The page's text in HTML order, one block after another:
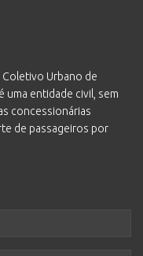
Coletivo Urbano de
uma entidade civil, sem
concessionárias
de passageiros por